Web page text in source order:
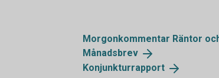
Morgonkommentar Räntor
Månadsbrev
Konjunkturrapport